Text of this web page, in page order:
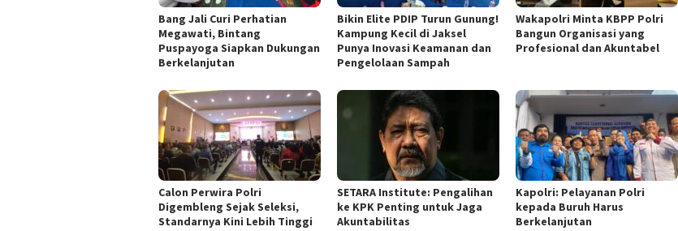
Bang Jali Curi Perhatian
Megawati, Bintang
Puspayoga Siapkan Dukungan
Berkelanjutan
Bikin Elite PDIP Turun Gunung!
Kampung Kecil di Jaksel
Punya Inovasi Keamanan dan
Pengelolaan Sampah
Wakapolri Minta KBPP Polri
Bangun Organisasi yang
Profesional dan Akuntabel
Calon Perwira Polri
Digembleng Sejak Seleksi,
Standarnya Kini Lebih Tinggi
SETARA Institute: Pengalihan
ke KPK Penting untuk Jaga
Akuntabilitas
Kapolri: Pelayanan Polri
kepada Buruh Harus
Berkelanjutan